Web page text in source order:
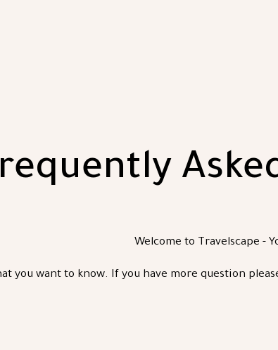
Welcome to Travelscape -
want to know. If you have more question